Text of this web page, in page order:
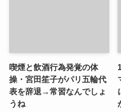
喫煙と飲酒行為発覚の体
操・宮田笙子がパリ五輪代
表を辞退→常習なんでしょ
うね